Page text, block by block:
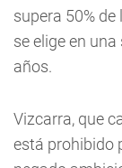
supera 50%
se elige en
años.
Vizcarra, que
está prohibido